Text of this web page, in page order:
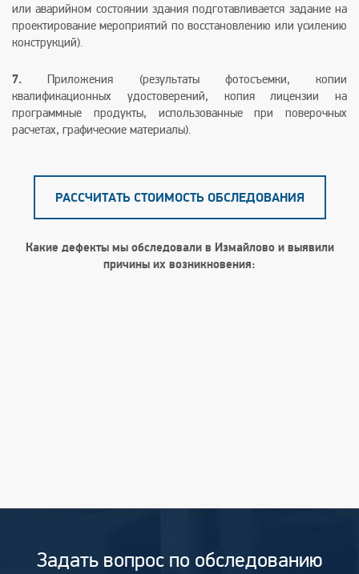
или аварийном состоянии здания подготавливается задание на
проектирование мероприятий по восстановлению или усилению
конструкций).
7. Приложения (результаты фотосъемки, копии
квалификационных удостоверений, копия лицензии на
программные продукты, использованные при поверочных
расчетах, графические материалы).
РАССЧИТАТЬ СТОИМОСТЬ ОБСЛЕДОВАНИЯ
Какие дефекты мы обследовали в Измайлово и выявили
причины их возникновения:
Задать вопрос по обследованию